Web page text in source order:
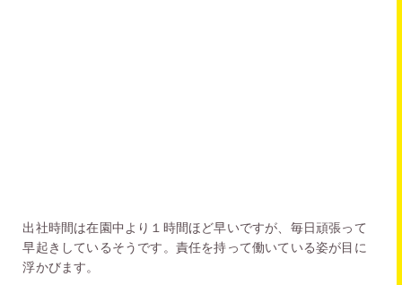
出社時間は在園中より１時間ほど早いですが、毎日頑張って
早起きしているそうです。責任を持って働いている姿が目に
浮かびます。